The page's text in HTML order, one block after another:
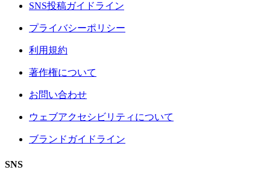
SNS投稿ガイドライン
プライバシーポリシー
利用規約
著作権について
お問い合わせ
ウェブアクセシビリティについて
ブランドガイドライン
SNS